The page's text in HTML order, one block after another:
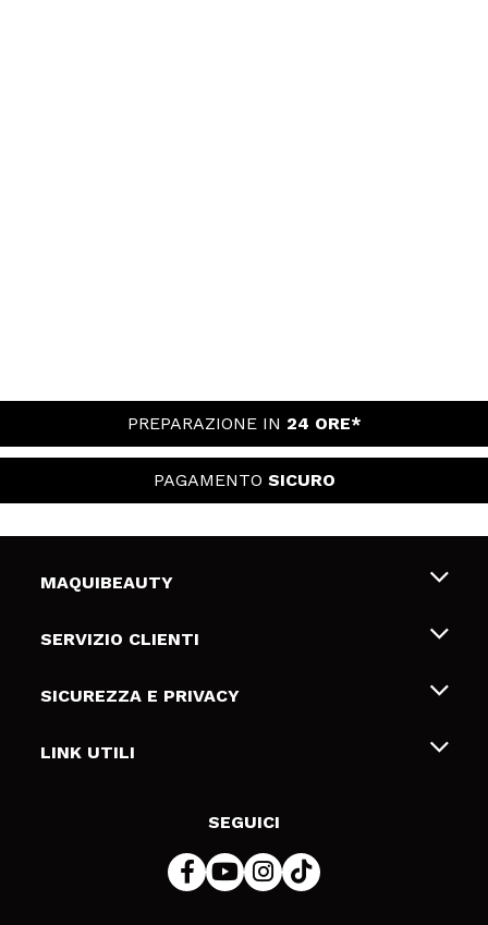
PREPARAZIONE IN 24 ORE*
PAGAMENTO SICURO
MAQUIBEAUTY
Chi siamo
Gift Cards
SERVIZIO CLIENTI
Spedizioni & Resi
Metodi di pagamamento
SICUREZZA E PRIVACY
Termini e condizioni
LINK UTILI
SEGUICI